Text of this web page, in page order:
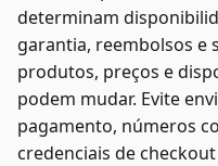
determinam
garantia, reembolsos e
produtos, preços e
podem mudar. Evite
pagamento, números
credenciais de